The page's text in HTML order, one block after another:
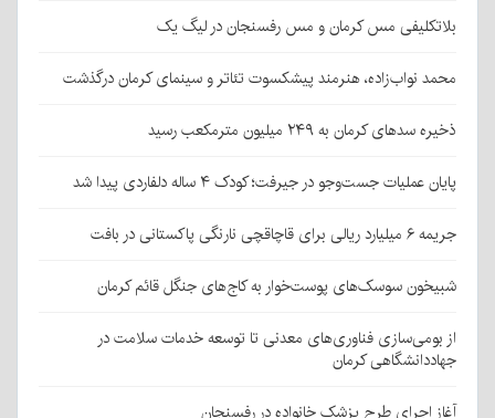
بلاتکلیفی مس کرمان و مس رفسنجان در لیگ یک
محمد نواب‌زاده، هنرمند پیشکسوت تئاتر و سینمای کرمان درگذشت
ذخیره سدهای کرمان به ۲۴۹ میلیون مترمکعب رسید
پایان عملیات جست‌وجو در جیرفت؛ کودک ۴ ساله دلفاردی پیدا شد
جریمه ۶ میلیارد ریالی برای قاچاقچی نارنگی پاکستانی در بافت
شبیخون سوسک‌های پوست‌خوار به کاج‌های جنگل قائم کرمان
از بومی‌سازی فناوری‌های معدنی تا توسعه خدمات سلامت در
جهاددانشگاهی کرمان
آغاز اجرای طرح پزشک خانواده در رفسنجان